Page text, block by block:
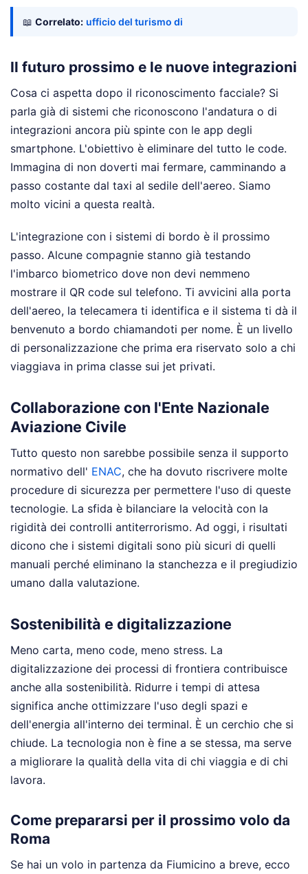
📖 Correlato: ufficio del turismo di
Il futuro prossimo e le nuove integrazioni
Cosa ci aspetta dopo il riconoscimento facciale? Si
parla già di sistemi che riconoscono l'andatura o di
integrazioni ancora più spinte con le app degli
smartphone. L'obiettivo è eliminare del tutto le code.
Immagina di non doverti mai fermare, camminando a
passo costante dal taxi al sedile dell'aereo. Siamo
molto vicini a questa realtà.
L'integrazione con i sistemi di bordo è il prossimo
passo. Alcune compagnie stanno già testando
l'imbarco biometrico dove non devi nemmeno
mostrare il QR code sul telefono. Ti avvicini alla porta
dell'aereo, la telecamera ti identifica e il sistema ti dà il
benvenuto a bordo chiamandoti per nome. È un livello
di personalizzazione che prima era riservato solo a chi
viaggiava in prima classe sui jet privati.
Collaborazione con l'Ente Nazionale
Aviazione Civile
Tutto questo non sarebbe possibile senza il supporto
normativo dell' ENAC, che ha dovuto riscrivere molte
procedure di sicurezza per permettere l'uso di queste
tecnologie. La sfida è bilanciare la velocità con la
rigidità dei controlli antiterrorismo. Ad oggi, i risultati
dicono che i sistemi digitali sono più sicuri di quelli
manuali perché eliminano la stanchezza e il pregiudizio
umano dalla valutazione.
Sostenibilità e digitalizzazione
Meno carta, meno code, meno stress. La
digitalizzazione dei processi di frontiera contribuisce
anche alla sostenibilità. Ridurre i tempi di attesa
significa anche ottimizzare l'uso degli spazi e
dell'energia all'interno dei terminal. È un cerchio che si
chiude. La tecnologia non è fine a se stessa, ma serve
a migliorare la qualità della vita di chi viaggia e di chi
lavora.
Come prepararsi per il prossimo volo da
Roma
Se hai un volo in partenza da Fiumicino a breve, ecco